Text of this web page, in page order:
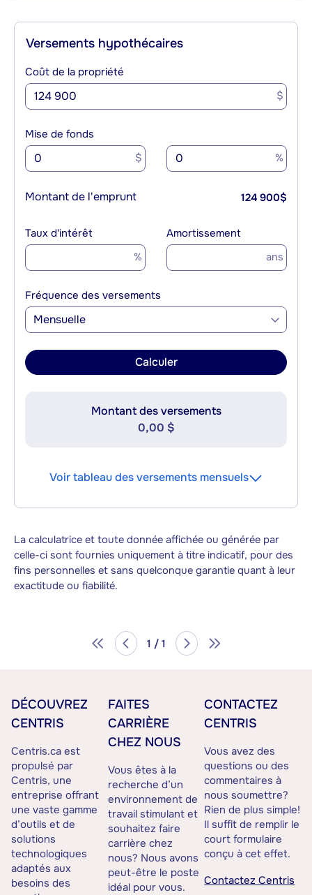
Versements hypothécaires
Coût de la propriété
$
Mise de fonds
$ %
Montant de l'emprunt 124 900$
Taux d'intérêt
%
Amortissement
ans
Fréquence des versements
Mensuelle
Calculer
Montant des versements
0,00 $
Voir tableau des versements mensuels
La calculatrice et toute donnée affichée ou générée par
celle-ci sont fournies uniquement à titre indicatif, pour des
fins personnelles et sans quelconque garantie quant à leur
exactitude ou fiabilité.
1 / 1
DÉCOUVREZ
CENTRIS
Centris.ca est
propulsé par
Centris, une
entreprise offrant
une vaste gamme
d’outils et de
solutions
technologiques
adaptés aux
besoins des
FAITES
CARRIÈRE
CHEZ NOUS
Vous êtes à la
recherche d’un
environnement de
travail stimulant et
souhaitez faire
carrière chez
nous? Nous avons
peut-être le poste
idéal pour vous.
CONTACTEZ
CENTRIS
Vous avez des
questions ou des
commentaires à
nous soumettre?
Rien de plus simple!
Il suffit de remplir le
court formulaire
conçu à cet effet.
Contactez Centris